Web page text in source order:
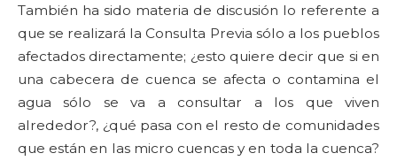
También ha sido materia de discusión lo referente a
que se realizará la Consulta Previa sólo a los pueblos
afectados directamente; ¿esto quiere decir que si en
una cabecera de cuenca se afecta o contamina el
agua sólo se va a consultar a los que viven
alrededor?, ¿qué pasa con el resto de comunidades
que están en las micro cuencas y en toda la cuenca?